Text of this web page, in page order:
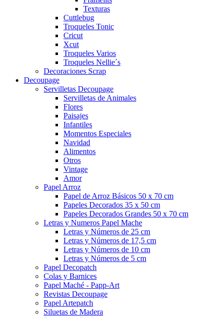
Texturas
Cuttlebug
Troqueles Tonic
Cricut
Xcut
Troqueles Varios
Troqueles Nellie´s
Decoraciones Scrap
Decoupage
Servilletas Decoupage
Servilletas de Animales
Flores
Paisajes
Infantiles
Momentos Especiales
Navidad
Alimentos
Otros
Vintage
Amor
Papel Arroz
Papel de Arroz Básicos 50 x 70 cm
Papeles Decorados 35 x 50 cm
Papeles Decorados Grandes 50 x 70 cm
Letras y Numeros Papel Mache
Letras y Números de 25 cm
Letras y Números de 17,5 cm
Letras y Números de 10 cm
Letras y Números de 5 cm
Papel Decopatch
Colas y Barnices
Papel Maché - Papp-Art
Revistas Decoupage
Papel Artepatch
Siluetas de Madera